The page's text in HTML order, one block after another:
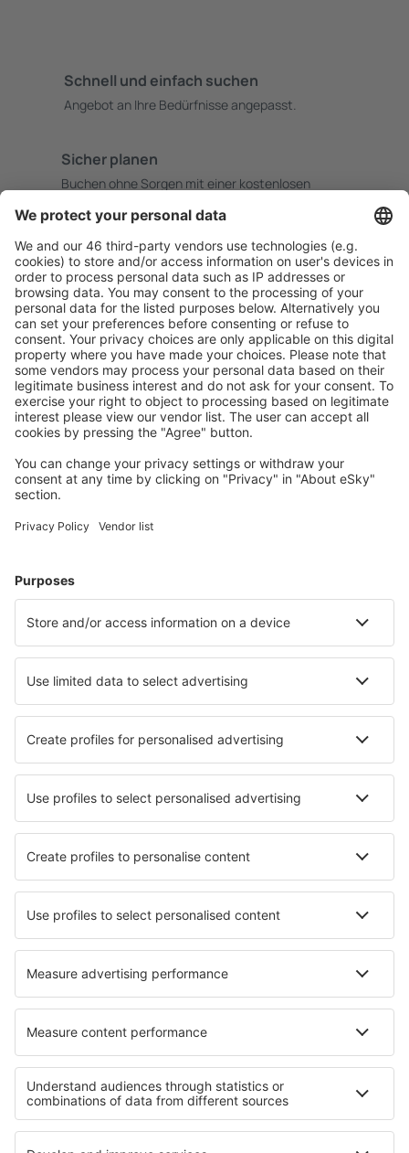
Schnell und einfach suchen
Angebot an Ihre Bedürfnisse angepasst.
Sicher planen
Buchen ohne Sorgen mit einer kostenlosen
Mehr sparen
Attraktive Preise und Spezialangebote für eingeloggte
Benutzer.
Unterkünfte, die Sie mögen
Wählen Sie aus über 1,3 Millionen Unterkünften: Hotels,
Hütten, Apartments und andere.
Hotels in USA - Beliebte Städte
Hotels in Panama City Beach Hotels in Corolla
Hotels in Murrells Inlet Hotels in Moab
Die besten Hotels - Städte
Hotels in Carovigno Hotels in Shoresh
Hotels in Catia La Mar Hotels in Malapascua Island
Hotels in Erding
Hotels in Jacksonville Coast
Hotels in Los Padres National Forest
Hotels in Phuket Province Hotels in Kreis Ilfov